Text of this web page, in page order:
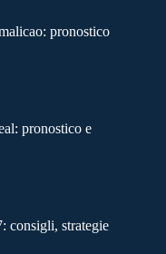
pronostico
pronostico e
consigli, strategie